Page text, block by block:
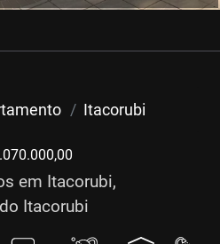
Itacorubi
em Itacorubi,
Itacorubi